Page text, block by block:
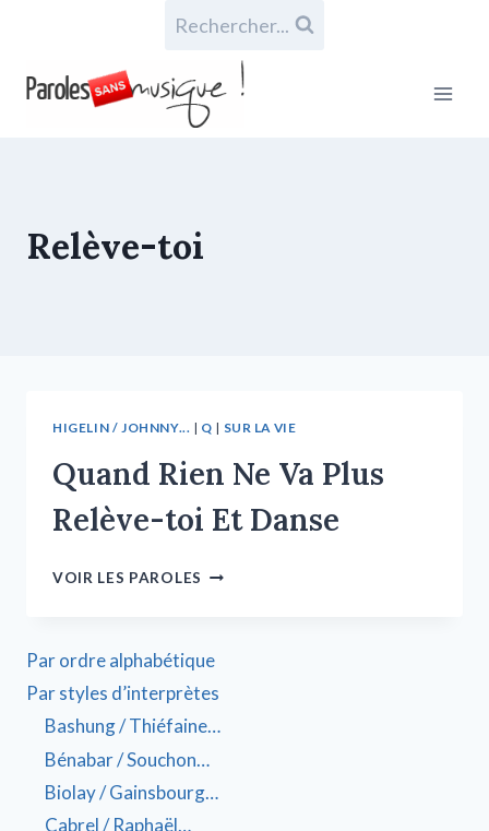
Rechercher...
Relève-toi
HIGELIN / JOHNNY... | Q | SUR LA VIE
Quand Rien Ne Va Plus
Relève-toi Et Danse
VOIR LES PAROLES
Par ordre alphabétique
Par styles d’interprètes
Bashung / Thiéfaine…
Bénabar / Souchon…
Biolay / Gainsbourg…
Cabrel / Raphaël…